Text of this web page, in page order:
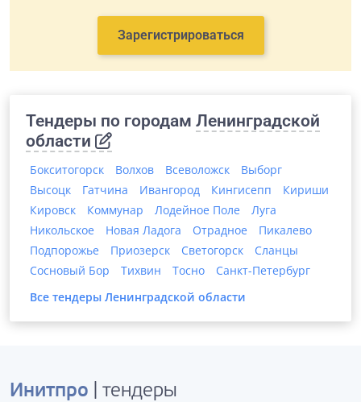
Зарегистрироваться
Тендеры по городам Ленинградской
области
Бокситогорск Волхов Всеволожск
Выборг
Высоцк
Гатчина Ивангород Кингисепп
Кириши
Кировск
Коммунар Лодейное Поле
Луга
Никольское
Новая Ладога Отрадное
Пикалево
Подпорожье
Приозерск Светогорск
Сланцы
Сосновый Бор
Тихвин Тосно
Санкт-Петербург
Все тендеры Ленинградской области
Инитпро | тендеры